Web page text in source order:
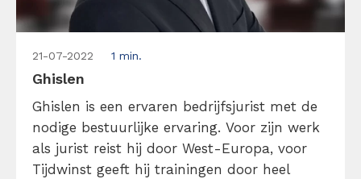
21-07-2022 1 min.
Ghislen
Ghislen is een ervaren bedrijfsjurist met de
nodige bestuurlijke ervaring. Voor zijn werk
als jurist reist hij door West-Europa, voor
Tijdwinst geeft hij trainingen door heel